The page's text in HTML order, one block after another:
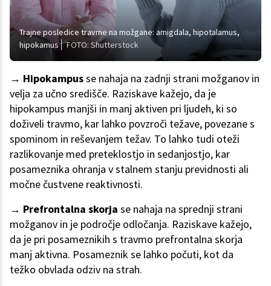
Trajne posledice travme na možgane: amigdala, hipotalamus,
hipokamus
FOTO: Shutterstock
→ Hipokampusse nahaja na zadnji strani možganov in
velja za učno središče. Raziskave kažejo, da je
hipokampus manjši in manj aktiven pri ljudeh, ki so
doživeli travmo, kar lahko povzroči težave, povezane s
spominom in reševanjem težav. To lahko tudi oteži
razlikovanje med preteklostjo in sedanjostjo, kar
posameznika ohranja v stalnem stanju previdnosti ali
močne čustvene reaktivnosti.
→ Prefrontalna skorja se nahaja na sprednji strani
možganov in je področje odločanja. Raziskave kažejo,
da je pri posameznikih s travmo prefrontalna skorja
manj aktivna. Posameznik se lahko počuti, kot da
težko obvlada odziv na strah.